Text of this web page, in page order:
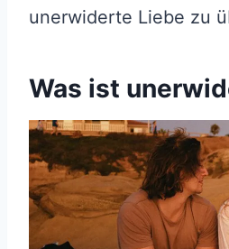
unerwiderte Liebe zu
Was ist